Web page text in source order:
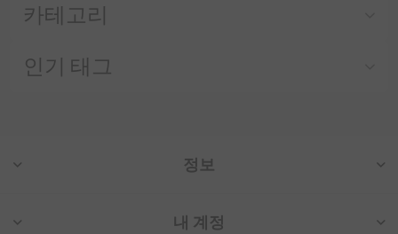
카테고리
인기 태그
정보
내 계정